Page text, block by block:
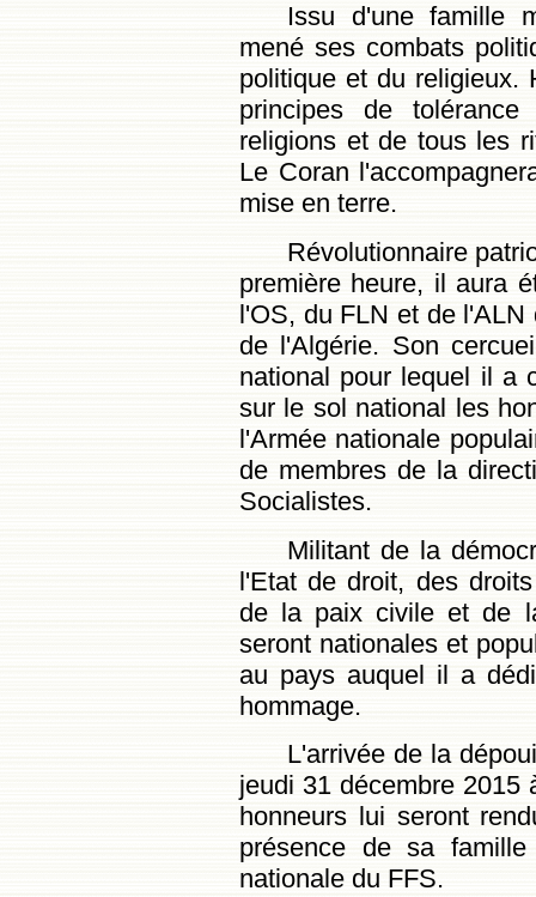
Issu d'une famille
mené ses combats
politique et du religieux.
principes de
religions et de tous les
Le Coran
mise en terre.
Révolutionnaire
première heure, il aura
l'OS, du FLN et de
de l'Algérie. Son
national pour lequel il a
sur le sol national les
l'Armée nationale
de membres de la
Socialistes.
Militant de la
l'Etat de droit, des
de la paix civile et de
seront nationales et
au pays auquel il a
hommage.
L'arrivée de la
jeudi 31 décembre 2015
honneurs lui seront
présence de sa
nationale du FFS.